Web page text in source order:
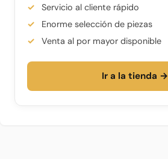
Servicio al cliente rápido
Enorme selección de piezas
Venta al por mayor disponible
Ir a la tienda →